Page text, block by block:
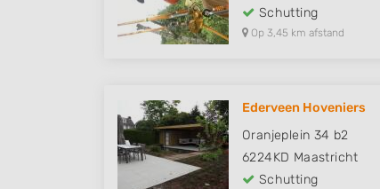
Schutting
Op 3,45 km afstand
Ederveen Hoveniers
Oranjeplein 34 b2
6224KD Maastricht
Schutting